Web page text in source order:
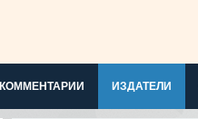
КОММЕНТАРИИ ИЗДАТЕЛИ